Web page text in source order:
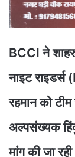
BCCI ने
नाइट राइडर्स
रहमान को
अल्पसंख्यक
मांग की जा